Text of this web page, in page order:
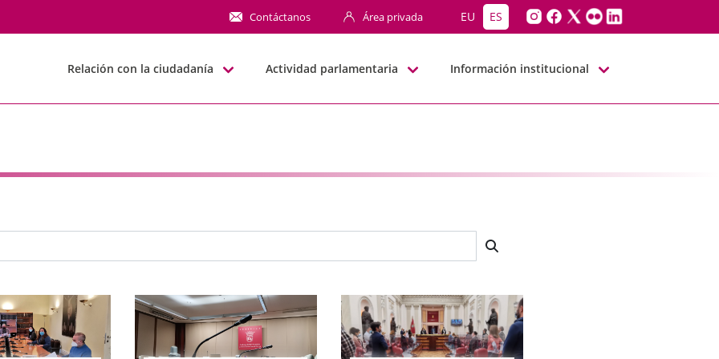
Contáctanos Área privada EU ES
Relación con la ciudadanía Actividad parlamentaria Información institucional
búsqueda